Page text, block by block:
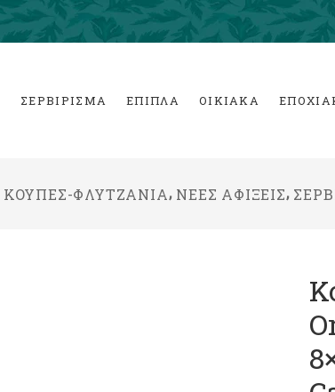
ΣΕΡΒΙΡΙΣΜΑ ΕΠΙΠΛΑ ΟΙΚΙΑΚΑ
ΚΟΥΠΕΣ-ΦΛΥΤΖΑΝΙΑ, ΝΕΕΣ ΑΦΙΞΕΙΣ,